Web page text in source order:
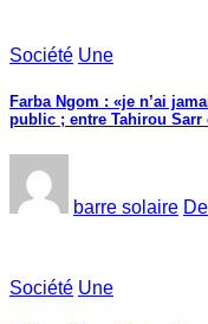
Société Une
Farba Ngom : «je n’ai
public ; entre Tahirou
barre solaire
Société Une